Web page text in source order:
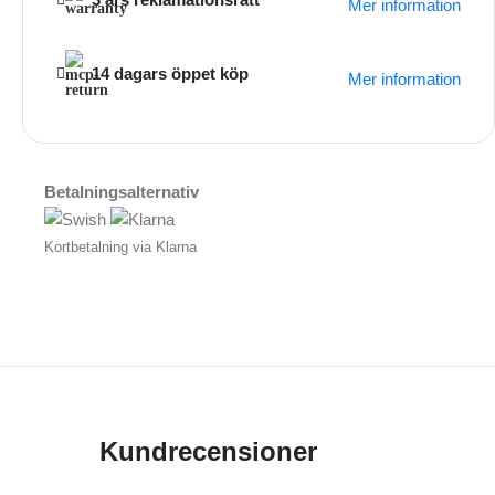
Mer information
14 dagars öppet köp Mer information
Betalningsalternativ
Kortbetalning via Klarna
Kundrecensioner